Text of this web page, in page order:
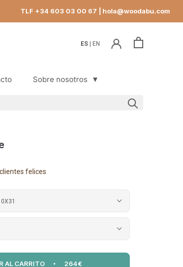
TLF +34 603 03 00 67 | hola@woodabu.com
Sobre nosotros ▼
ES EN
felices
AL CARRITO 264€